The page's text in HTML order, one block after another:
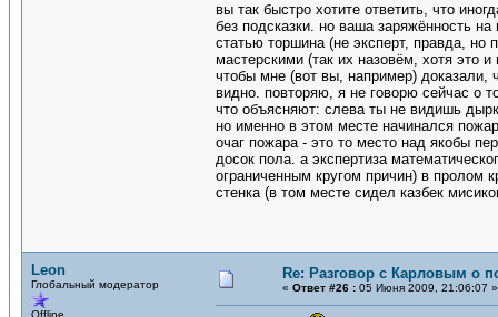
вы так быстро хотите ответить, что
без подсказки. но ваша заряжённость
статью торшина (не эксперт, правда,
мастерскими (так их назовём, хотя это
чтобы мне (вот вы, например) доказали,
видно. повторяю, я не говорю сейчас о
что объясняют: слева ты не видишь
но именно в этом месте начинался
очаг пожара - это то место над якобы
досок пола. а экспертиза
ограниченным кругом причин) в пролом
стенка (в том месте сидел казбек
Leon
Глобальный модератор
Offline
Re: Разговор с Карловым о
« Ответ #26 : 05 Июня 2009, 21:06:07 »